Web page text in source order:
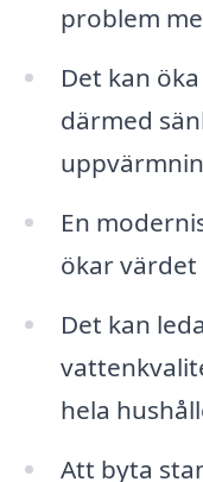
problem
Det kan
därmed
En
ökar
Det kan
hela
Att byta